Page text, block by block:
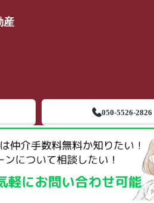
産
050-5526-2826